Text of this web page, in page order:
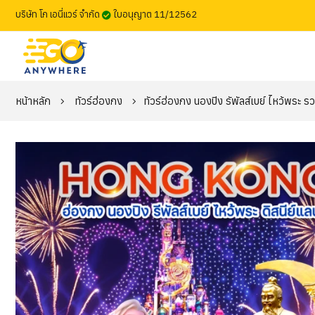
บริษัท โก เอนี่แวร์ จำกัด ใบอนุญาต 11/12562
หน้าหลัก ทัวร์ฮ่องกง ทัวร์ฮ่องกง นองปิง รัพัลส์เบย์ ไหว้พระ